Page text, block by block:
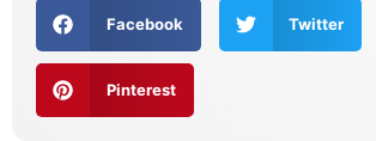
Facebook Twitter
Pinterest